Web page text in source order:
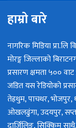
हाम्रो बारे
नागरिक मिडिया प्रा.लि
मोरङ्ग जिल्लाको
प्रसारण क्षमता ५००
जडित यस रेडियोको
तेह्रथुम, पाचथर,
ओखलढुंगा, उदयपुर,